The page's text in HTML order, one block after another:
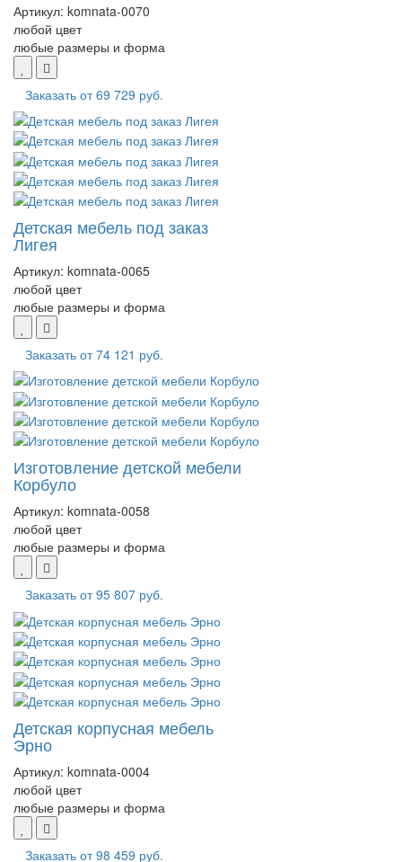
Артикул: komnata-0070
любой цвет
любые размеры и форма
Заказать от69 729 руб.
Детская мебель под заказ
Лигея
Артикул: komnata-0065
любой цвет
любые размеры и форма
Заказать от74 121 руб.
Изготовление детской мебели
Корбуло
Артикул: komnata-0058
любой цвет
любые размеры и форма
Заказать от95 807 руб.
Детская корпусная мебель
Эрно
Артикул: komnata-0004
любой цвет
любые размеры и форма
Заказать от98 459 руб.